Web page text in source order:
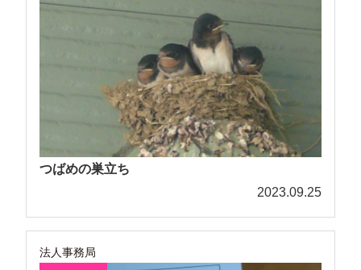
つばめの巣立ち
2023.09.25
法人事務局